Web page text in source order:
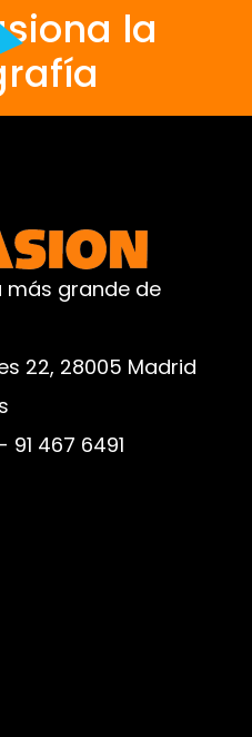
la
grande de
22, 28005 Madrid
- 91 467 6491